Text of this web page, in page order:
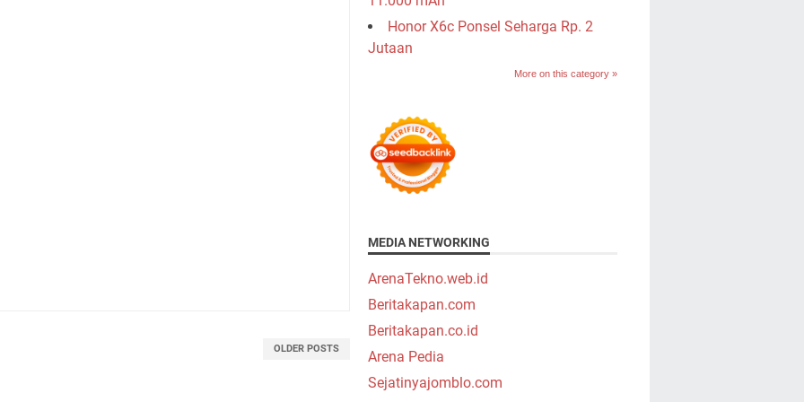
OLDER POSTS
Honor X6c Ponsel Seharga Rp. 2
Jutaan
More on this category »
MEDIA NETWORKING
ArenaTekno.web.id
Beritakapan.com
Beritakapan.co.id
Arena Pedia
Sejatinyajomblo.com